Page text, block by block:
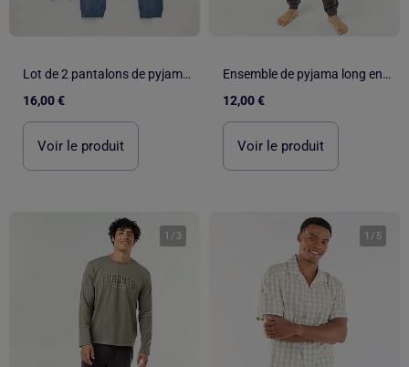
Lot de 2 pantalons de pyjama !
16,00 €
Voir le produit
Ensemble de pyjama long en jersey - 2 pièces
12,00 €
Voir le produit
1 / 3 1 / 5